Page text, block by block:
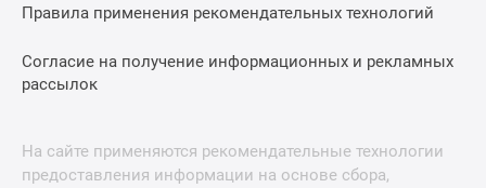
Правила применения рекомендательных технологий
Согласие на получение информационных и рекламных
рассылок
На сайте применяются рекомендательные технологии
предоставления информации на основе сбора,